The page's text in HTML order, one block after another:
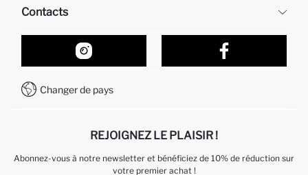
Retour et changement
Suivi de la Commande
Comment acheter sur DeFacto ?
Comment payer sur DeFacto?
Contacts
Nos Magasins
Formulaire de contact
Service Client +212 525 076 633
Changer de pays
REJOIGNEZ LE PLAISIR !
Abonnez-vous à notre newsletter et bénéficiez de 10% de réduction sur
votre premier achat !